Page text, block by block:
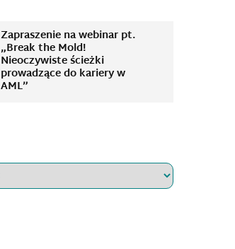
Zapraszenie na webinar pt.
„Break the Mold!
Nieoczywiste ścieżki
prowadzące do kariery w
AML”